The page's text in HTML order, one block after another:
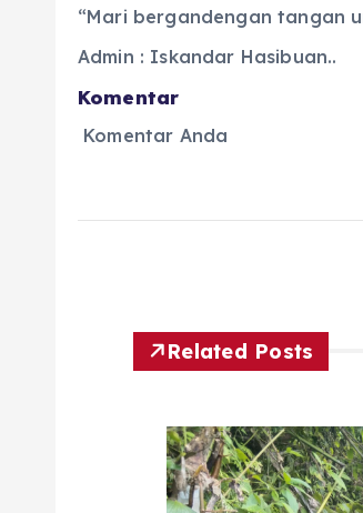
“Mari bergandengan tangan
Admin : Iskandar Hasibuan..
Komentar
Komentar Anda
Related Posts